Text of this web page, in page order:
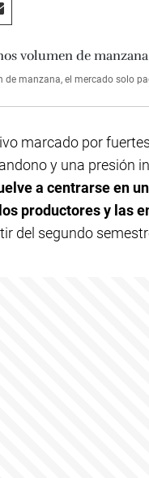
de manzana, el mercado solo
marcado por
y una presión
a centrarse en
productores y las
del segundo